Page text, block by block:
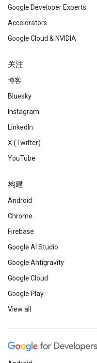
Google Developer Experts
Accelerators
Google Cloud & NVIDIA
关注
博客
Bluesky
Instagram
LinkedIn
X (Twitter)
YouTube
构建
Android
Chrome
Firebase
Google AI Studio
Google Antigravity
Google Cloud
Google Play
View all